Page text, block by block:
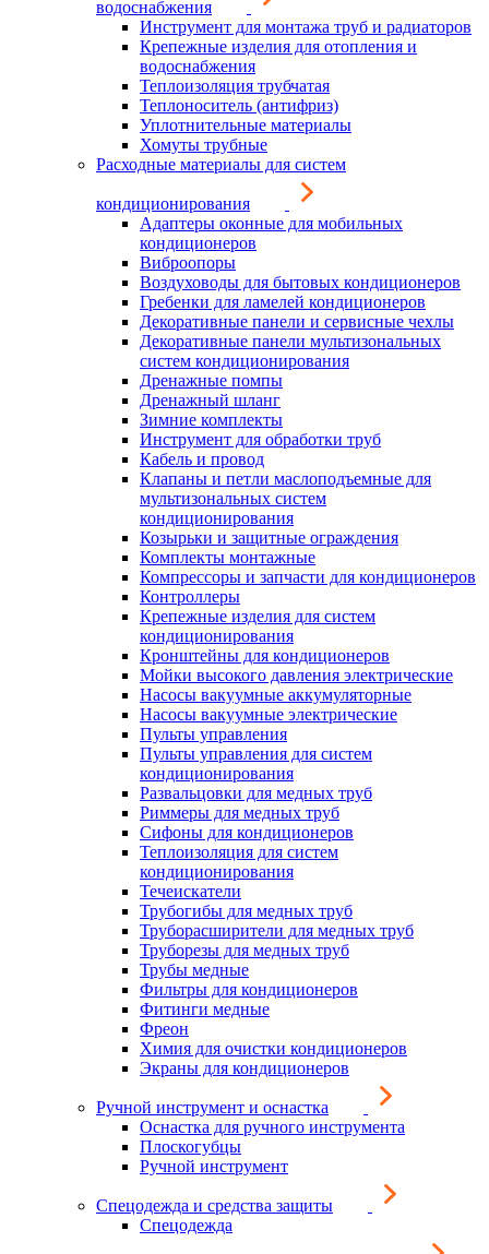
водоснабжения
Инструмент для монтажа труб и радиаторов
Крепежные изделия для отопления и
водоснабжения
Теплоизоляция трубчатая
Теплоноситель (антифриз)
Уплотнительные материалы
Хомуты трубные
Расходные материалы для систем
кондиционирования
Адаптеры оконные для мобильных
кондиционеров
Виброопоры
Воздуховоды для бытовых кондиционеров
Гребенки для ламелей кондиционеров
Декоративные панели и сервисные чехлы
Декоративные панели мультизональных
систем кондиционирования
Дренажные помпы
Дренажный шланг
Зимние комплекты
Инструмент для обработки труб
Кабель и провод
Клапаны и петли маслоподъемные для
мультизональных систем
кондиционирования
Козырьки и защитные ограждения
Комплекты монтажные
Компрессоры и запчасти для кондиционеров
Контроллеры
Крепежные изделия для систем
кондиционирования
Кронштейны для кондиционеров
Мойки высокого давления электрические
Насосы вакуумные аккумуляторные
Насосы вакуумные электрические
Пульты управления
Пульты управления для систем
кондиционирования
Развальцовки для медных труб
Риммеры для медных труб
Сифоны для кондиционеров
Теплоизоляция для систем
кондиционирования
Течеискатели
Трубогибы для медных труб
Труборасширители для медных труб
Труборезы для медных труб
Трубы медные
Фильтры для кондиционеров
Фитинги медные
Фреон
Химия для очистки кондиционеров
Экраны для кондиционеров
Ручной инструмент и оснастка
Оснастка для ручного инструмента
Плоскогубцы
Ручной инструмент
Спецодежда и средства защиты
Спецодежда